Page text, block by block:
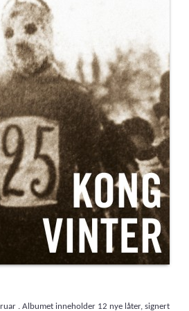
. Albumet inneholder 12 nye låter, signert